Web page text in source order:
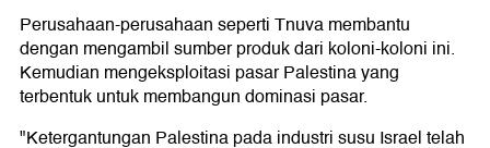
Perusahaan-perusahaan seperti Tnuva membantu
dengan mengambil sumber produk dari koloni-koloni ini.
Kemudian mengeksploitasi pasar Palestina yang
terbentuk untuk membangun dominasi pasar.
"Ketergantungan Palestina pada industri susu Israel telah